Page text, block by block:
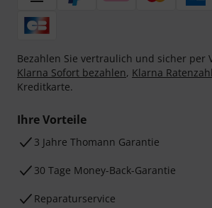
Bezahlen Sie vertraulich und sicher per
Klarna Sofort bezahlen, Klarna
Kreditkarte.
Ihre Vorteile
3 Jahre Thomann Garantie
30 Tage Money-Back-Garantie
Reparaturservice